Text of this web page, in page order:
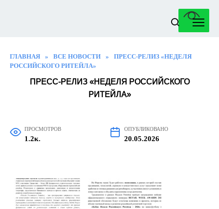
ГЛАВНАЯ » ВСЕ НОВОСТИ »
ПРЕСС-РЕЛИЗ «НЕДЕЛЯ
РОССИЙСКОГО РИТЕЙЛА»
ПРЕСС-РЕЛИЗ «НЕДЕЛЯ РОССИЙСКОГО
РИТЕЙЛА»
ПРОСМОТРОВ
1.2к.
ОПУБЛИКОВАНО
20.05.2026